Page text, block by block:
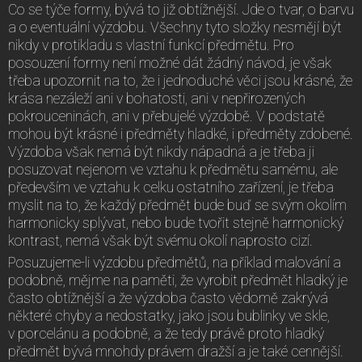
Co se týče formy, bývá to již obtížnější. Jde o tvar, o barvu
a o eventuální výzdobu. Všechny tyto složky nesmějí být
nikdy v protikladu s vlastní funkcí předmětu. Pro
posouzení formy není možné dát žádný návod, je však
třeba upozornit na to, že i jednoduché věci jsou krásné, že
krása nezáleží ani v bohatosti, ani v nepřirozených
pokrouceninách, ani v přebujelé výzdobě. V podstatě
mohou být krásné i předměty hladké, i předměty zdobené.
Výzdoba však nemá být nikdy nápadná a je třeba ji
posuzovat nejenom ve vztahu k předmětu samému, ale
především ve vztahu k celku ostatního zařízení, je třeba
myslit na to, že každý předmět bude buď se svým okolím
harmonicky splývat, nebo bude tvořit stejně harmonický
kontrast, nemá však být svému okolí naprosto cizí.
Posuzujeme-li výzdobu předmětů, na příklad malování a
podobně, mějme na paměti, že vyrobit předmět hladký je
často obtížnější a že výzdoba často vědomě zakrývá
některé chyby a nedostatky, jako jsou bublinky ve skle,
v porcelánu a podobně, a že tedy právě proto hladký
předmět bývá mnohdy právem dražší a je také cennější.